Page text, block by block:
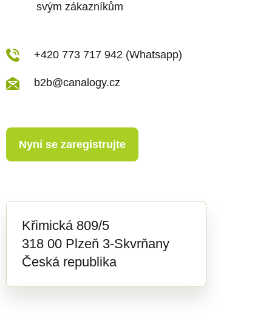
u
svým zákazníkům
+420 773 717 942 (Whatsapp)
b2b@canalogy.cz
Nyní se zaregistrujte
Křimická 809/5
318 00 Plzeň 3-Skvrňany
Česká republika